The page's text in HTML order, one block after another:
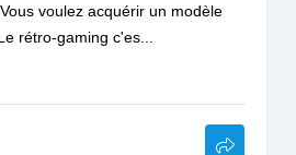
voulez acquérir un modèle
rétro-gaming c'es...